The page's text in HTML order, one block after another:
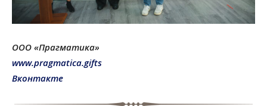
ООО «Прагматика»
www.pragmatica.gifts
Вконтакте